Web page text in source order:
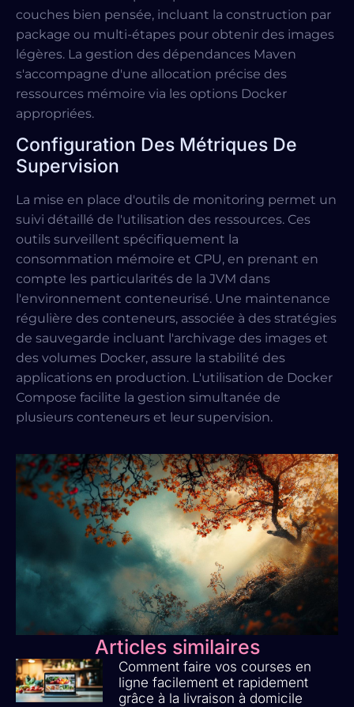
couches bien pensée, incluant la construction par
package ou multi-étapes pour obtenir des images
légères. La gestion des dépendances Maven
s'accompagne d'une allocation précise des
ressources mémoire via les options Docker
appropriées.
Configuration Des Métriques De
Supervision
La mise en place d'outils de monitoring permet un
suivi détaillé de l'utilisation des ressources. Ces
outils surveillent spécifiquement la
consommation mémoire et CPU, en prenant en
compte les particularités de la JVM dans
l'environnement conteneurisé. Une maintenance
régulière des conteneurs, associée à des stratégies
de sauvegarde incluant l'archivage des images et
des volumes Docker, assure la stabilité des
applications en production. L'utilisation de Docker
Compose facilite la gestion simultanée de
plusieurs conteneurs et leur supervision.
Articles similaires
Comment faire vos courses en
ligne facilement et rapidement
grâce à la livraison à domicile